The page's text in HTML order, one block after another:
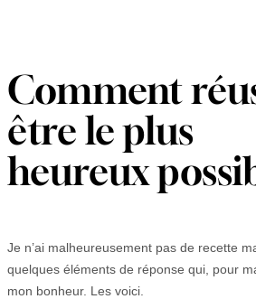
Comment
être le plus
heureux
Je n’ai malheureusement pas de recette
quelques éléments de réponse qui, pour
mon bonheur. Les voici.